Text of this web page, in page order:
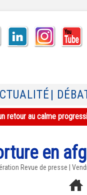
|
retour au calme
en
Revue de presse |